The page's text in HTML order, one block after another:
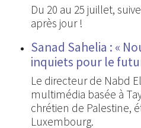
Du 20 au 25 juillet,
après jour !
Sanad Sahelia : «
inquiets pour le
Le directeur de Nabd
multimédia basée à
chrétien de Palestine,
Luxembourg.